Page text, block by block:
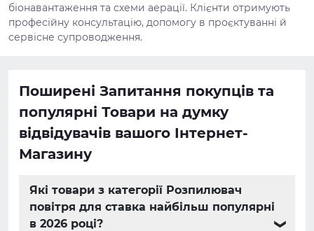
біонавантаження та схеми аерації. Клієнти отримують
професійну консультацію, допомогу в проєктуванні й
сервісне супроводження.
Поширені Запитання покупців та
популярні Товари на думку
відвідувачів вашого Інтернет-
Магазину
Які товари з категорії Розпилювач
повітря для ставка найбільш популярні
в 2026 році?
❯